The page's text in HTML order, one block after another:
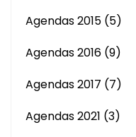
Agendas 2015 (5)
Agendas 2016 (9)
Agendas 2017 (7)
Agendas 2021 (3)